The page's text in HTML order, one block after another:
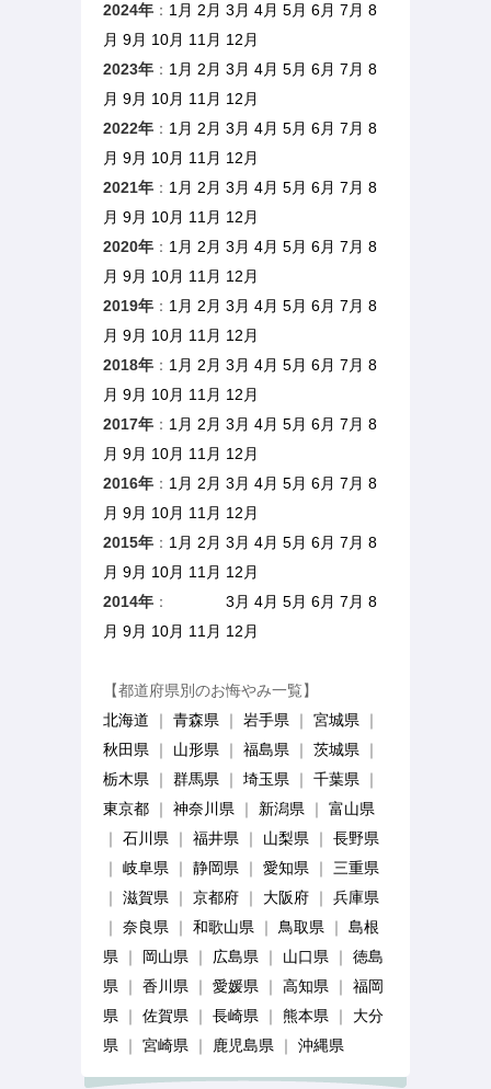
2024年 ： 1月 2月 3月 4月 5月 6月 7月 8
月 9月 10月 11月 12月
2023年 ： 1月 2月 3月 4月 5月 6月 7月 8
月 9月 10月 11月 12月
2022年 ： 1月 2月 3月 4月 5月 6月 7月 8
月 9月 10月 11月 12月
2021年 ： 1月 2月 3月 4月 5月 6月 7月 8
月 9月 10月 11月 12月
2020年 ： 1月 2月 3月 4月 5月 6月 7月 8
月 9月 10月 11月 12月
2019年 ： 1月 2月 3月 4月 5月 6月 7月 8
月 9月 10月 11月 12月
2018年 ： 1月 2月 3月 4月 5月 6月 7月 8
月 9月 10月 11月 12月
2017年 ： 1月 2月 3月 4月 5月 6月 7月 8
月 9月 10月 11月 12月
2016年 ： 1月 2月 3月 4月 5月 6月 7月 8
月 9月 10月 11月 12月
2015年 ： 1月 2月 3月 4月 5月 6月 7月 8
月 9月 10月 11月 12月
2014年 ： 3月 4月 5月 6月 7月 8
月 9月 10月 11月 12月
【都道府県別のお悔やみ一覧】
北海道 ｜ 青森県 ｜ 岩手県 ｜ 宮城県 ｜
秋田県 ｜ 山形県 ｜ 福島県 ｜ 茨城県 ｜
栃木県 ｜ 群馬県 ｜ 埼玉県 ｜ 千葉県 ｜
東京都 ｜ 神奈川県 ｜ 新潟県 ｜ 富山県
｜ 石川県 ｜ 福井県 ｜ 山梨県 ｜ 長野県
｜ 岐阜県 ｜ 静岡県 ｜ 愛知県 ｜ 三重県
｜ 滋賀県 ｜ 京都府 ｜ 大阪府 ｜ 兵庫県
｜ 奈良県 ｜ 和歌山県 ｜ 鳥取県 ｜ 島根
県 ｜ 岡山県 ｜ 広島県 ｜ 山口県 ｜ 徳島
県 ｜ 香川県 ｜ 愛媛県 ｜ 高知県 ｜ 福岡
県 ｜ 佐賀県 ｜ 長崎県 ｜ 熊本県 ｜ 大分
県 ｜ 宮崎県 ｜ 鹿児島県 ｜ 沖縄県